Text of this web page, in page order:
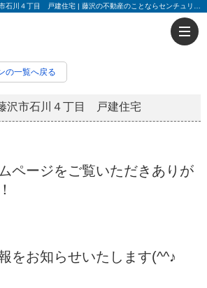
の一覧へ戻る
沢市石川４丁目 戸建住宅
ページをご覧いただきありが
をお知らせいたします(^^♪